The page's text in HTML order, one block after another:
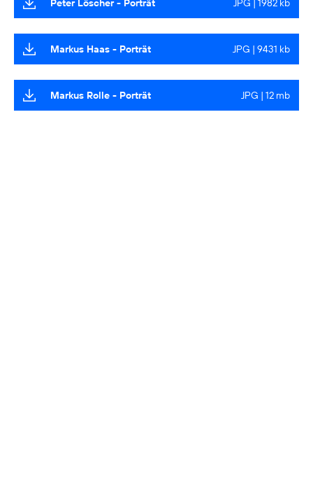
Peter Löscher - Porträt JPG | 1982 kb
Markus Haas - Porträt JPG | 9431 kb
Markus Rolle - Porträt JPG | 12 mb